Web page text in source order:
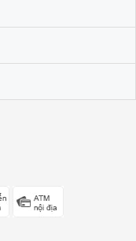
DHC KHÔNG MÀU
gói Yamamoto